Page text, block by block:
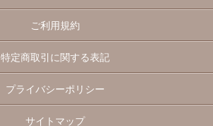
ご利用規約
特定商取引に関する表記
プライバシーポリシー
サイトマップ